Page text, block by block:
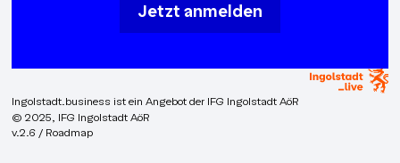
Jetzt anmelden
Ingolstadt.business ist ein Angebot der IFG Ingolstadt AöR
© 2025, IFG Ingolstadt AöR
v.2.6 / Roadmap